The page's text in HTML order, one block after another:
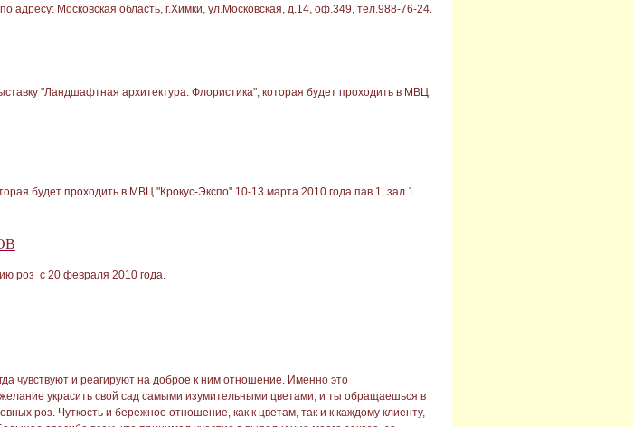
адресу: Московская область, г.Химки, ул.Московская, д.14, оф.349, тел.988-76-24.
"Ландшафтная архитектура. Флористика", которая будет проходить в МВЦ
будет проходить в МВЦ "Крокус-Экспо" 10-13 марта 2010 года пав.1, зал 1
роз c 20 февраля 2010 года.
чувствуют и реагируют на доброе к ним отношение. Именно это
украсить свой сад самыми изумительными цветами, и ты обращаешься в
роз. Чуткость и бережное отношение, как к цветам, так и к каждому клиенту,